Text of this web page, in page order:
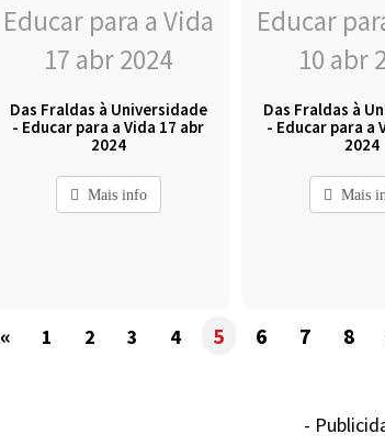
Das Fraldas à Universidade
- Educar para a Vida 17 abr
2024
Mais info
Das Fraldas à
- Educar para a
2024
Mais
« 1 2 3 4 5 6 7 8
-